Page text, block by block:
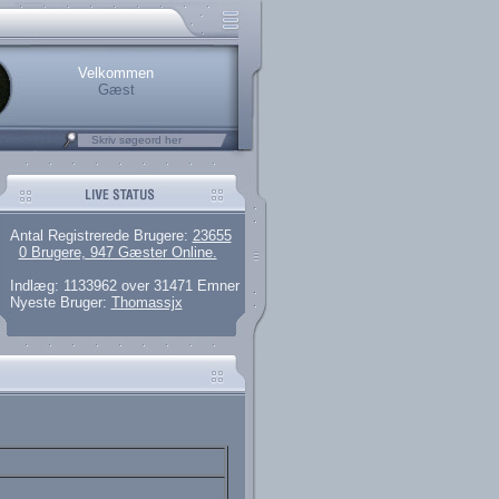
brugere
artikler og 135 guides
her.
Velkommen
Gæst
Antal Registrerede Brugere: 23655
0 Brugere, 947 Gæster Online.
Indlæg: 1133962 over 31471 Emner
Nyeste Bruger: Thomassjx